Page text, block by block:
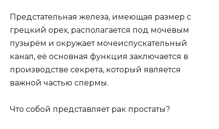
Предстательная железа, имеющая размер с
грецкий орех, располагается под мочевым
пузырём и окружает мочеиспускательный
канал, её основная функция заключается в
производстве секрета, который является
важной частью спермы.
Что собой представляет рак простаты?